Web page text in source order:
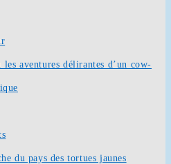
les aventures délirantes d’un cow-
du pays des tortues jaunes